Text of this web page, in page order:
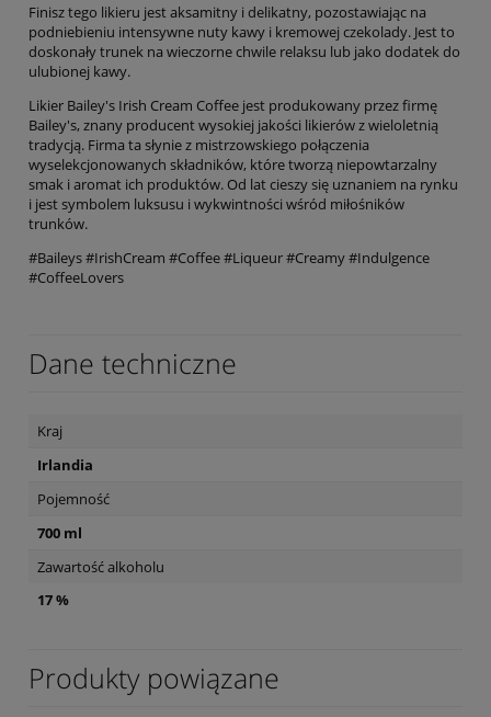
Finisz tego likieru jest aksamitny i delikatny, pozostawiając na
podniebieniu intensywne nuty kawy i kremowej czekolady. Jest to
doskonały trunek na wieczorne chwile relaksu lub jako dodatek do
ulubionej kawy.
Likier Bailey's Irish Cream Coffee jest produkowany przez firmę
Bailey's, znany producent wysokiej jakości likierów z wieloletnią
tradycją. Firma ta słynie z mistrzowskiego połączenia
wyselekcjonowanych składników, które tworzą niepowtarzalny
smak i aromat ich produktów. Od lat cieszy się uznaniem na rynku
i jest symbolem luksusu i wykwintności wśród miłośników
trunków.
#Baileys #IrishCream #Coffee #Liqueur #Creamy #Indulgence
#CoffeeLovers
Dane techniczne
Kraj
Irlandia
Pojemność
700 ml
Zawartość alkoholu
17 %
Produkty powiązane